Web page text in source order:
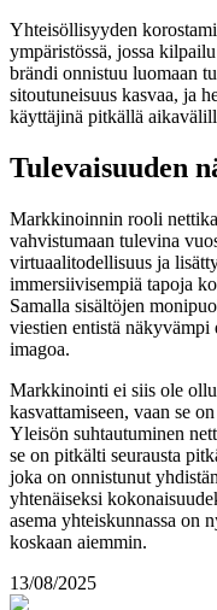
Yhteisöllisyyden
ympäristössä, jossa
brändi onnistuu luomaan
sitoutuneisuus kasvaa, ja
käyttäjinä pitkällä
Tulevaisuuden
Markkinoinnin rooli
vahvistumaan tulevina
virtuaalitodellisuus ja
immersiivisempiä tapoja
Samalla sisältöjen
viestien entistä näkyvämpi
imagoa.
Markkinointi ei siis ole
kasvattamiseen, vaan se
Yleisön suhtautuminen
se on pitkälti seurausta
joka on onnistunut
yhtenäiseksi
asema yhteiskunnassa on
koskaan aiemmin.
13/08/2025